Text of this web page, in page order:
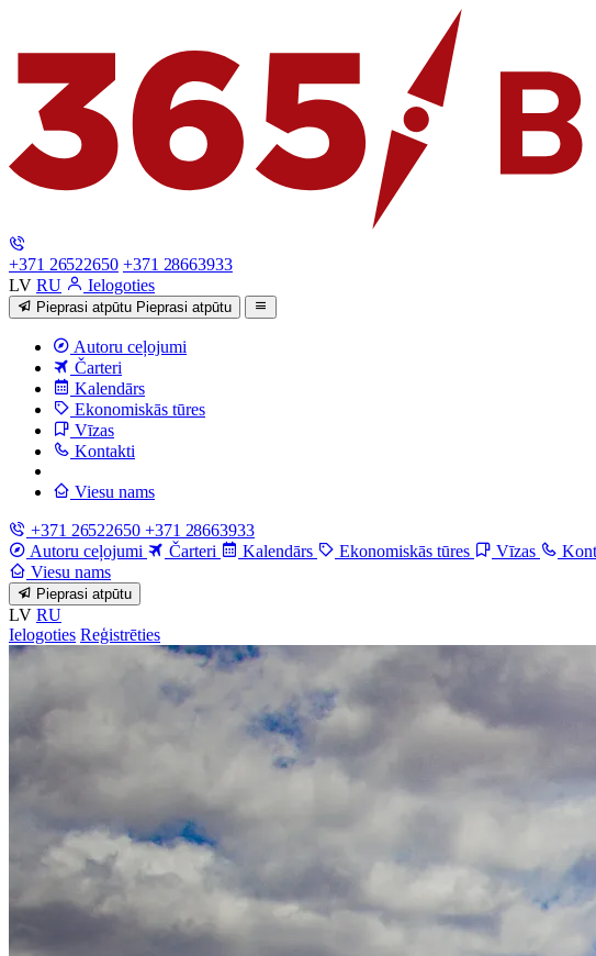
+371 26522650 +371 28663933
LV RU Ielogoties
Pieprasi atpūtu Pieprasi atpūtu
Autoru ceļojumi
Čarteri
Kalendārs
Ekonomiskās tūres
Vīzas
Kontakti
Viesu nams
+371 26522650 +371 28663933
Autoru ceļojumi
Čarteri Kalendārs Ekonomiskās tūres Vīzas
Viesu nams
Pieprasi atpūtu
LV RU
Ielogoties Reģistrēties